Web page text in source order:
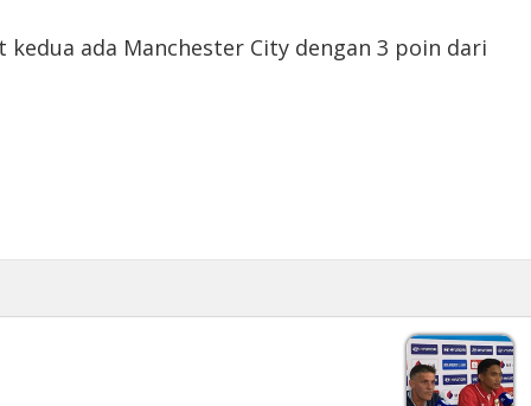
ada Manchester City dengan 3 poin dari